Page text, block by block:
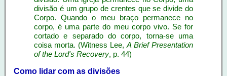
divisão é um grupo de crentes que se divide do
Corpo. Quando o meu braço permanece no
corpo, é uma parte do meu corpo vivo. Se for
cortado e separado do corpo, torna-se uma
coisa morta. (Witness Lee, A Brief Presentation
of the Lord's Recovery, p. 44)
Como lidar com as divisões